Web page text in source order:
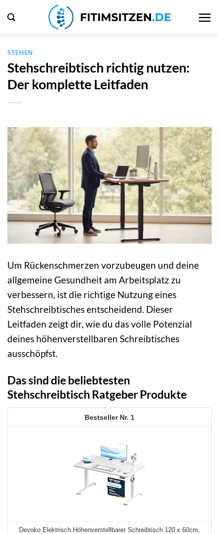
Inhalt
STEHEN
Stehschreibtisch richtig nutzen:
Der komplette Leitfaden
Um Rückenschmerzen vorzubeugen und deine
allgemeine Gesundheit am Arbeitsplatz zu
verbessern, ist die richtige Nutzung eines
Stehschreibtisches entscheidend. Dieser
Leitfaden zeigt dir, wie du das volle Potenzial
deines höhenverstellbaren Schreibtisches
ausschöpfst.
Das sind die beliebtesten
Stehschreibtisch Ratgeber Produkte
1
Devoko Elektrisch Höhenverstellbarer Schreibtisch 120 x 60cm,